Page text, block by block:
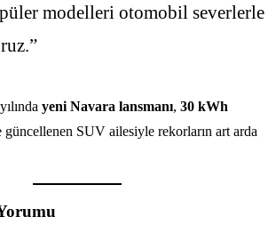
modelleri otomobil severlerle
yeni Navara lansmanı, 30 kWh
güncellenen SUV ailesiyle rekorların art arda